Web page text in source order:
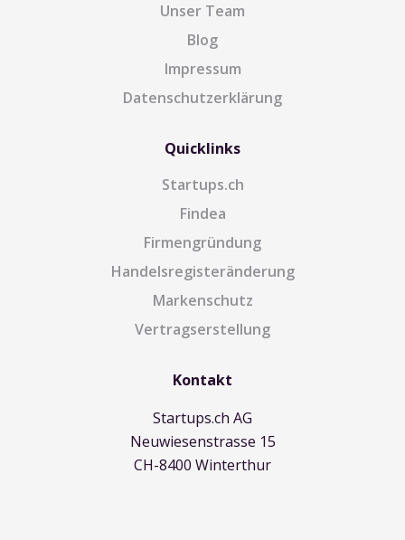
Unser Team
Blog
Impressum
Datenschutzerklärung
Quicklinks
Startups.ch
Findea
Firmengründung
Handelsregisteränderung
Markenschutz
Vertragserstellung
Kontakt
Startups.ch AG
Neuwiesenstrasse 15
CH-8400 Winterthur